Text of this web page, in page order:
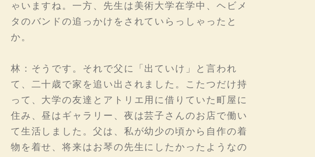
ゃいますね。一方、先生は美術大学在学中、ヘビメ
タのバンドの追っかけをされていらっしゃったと
か。
林：そうです。それで父に「出ていけ」と言われ
て、二十歳で家を追い出されました。こたつだけ持
って、大学の友達とアトリエ用に借りていた町屋に
住み、昼はギャラリー、夜は芸子さんのお店で働い
て生活しました。父は、私が幼少の頃から自作の着
物を着せ、将来はお琴の先生にしたかったようなの